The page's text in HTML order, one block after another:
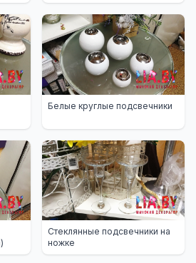
Белые круглые подсвечники
Стеклянные подсвечники на
ножке